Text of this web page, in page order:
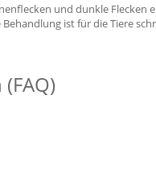
und dunkle
ist für die Tiere